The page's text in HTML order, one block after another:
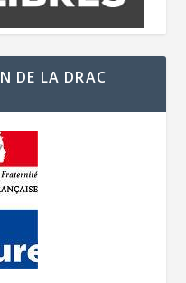
DE LA DRAC